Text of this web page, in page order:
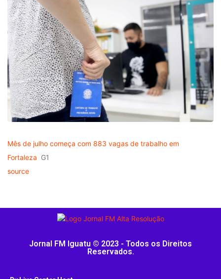
Mês de julho começa com 883 vagas de trabalho em
Fortaleza G1
source
Jornal FM Iguatu © 2023 - Todos os Direitos
Reservados.